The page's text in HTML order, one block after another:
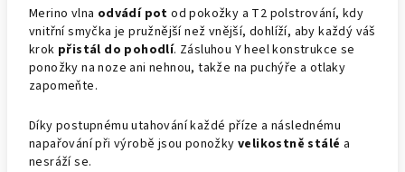
Merino vlna odvádí pot od pokožky a T2 polstrování, kdy
vnitřní smyčka je pružnější než vnější, dohlíží, aby každý váš
krok přistál do pohodlí. Zásluhou Y heel konstrukce se
ponožky na noze ani nehnou, takže na puchýře a otlaky
zapomeňte.
Díky postupnému utahování každé příze a následnému
napařování při výrobě jsou ponožky velikostně stálé a
nesráží se.